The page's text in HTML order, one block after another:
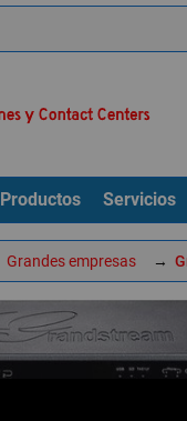
Productos Servicios
Grandes empresas →